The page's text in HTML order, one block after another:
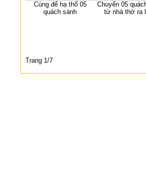
Cúng để hạ thổ 05
quách sành
Chuyển 05
từ nhà thờ ra
Trang 1/7